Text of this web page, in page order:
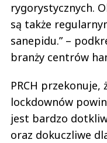
rygorystycznych.
są także
sanepidu.” –
branży centrów
PRCH przekonuje,
lockdownów
jest bardzo
oraz dokuczliwe